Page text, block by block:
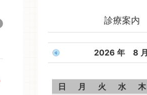
診療案内
2026 年 8 月
日 月 火 水 木